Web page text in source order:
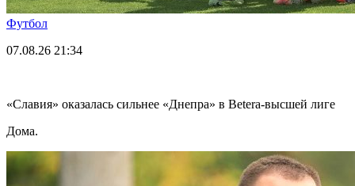
Футбол
07.08.26 21:34
«Славия» оказалась сильнее «Днепра» в Betera-высшей лиге
Дома.